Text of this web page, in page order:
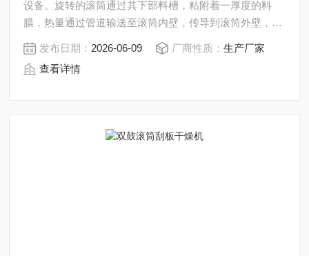
设备。旋转的滚筒通过其下部料槽，粘附着一厚度的料
膜，热量通过管道输送至滚筒内壁，传导到滚筒外壁，再
传导给料膜，使料膜中的湿度得到蒸发、脱湿、使含湿分
的物料得到干燥。
发布日期： 2026-06-09 厂商性质：生产厂家
查看详情